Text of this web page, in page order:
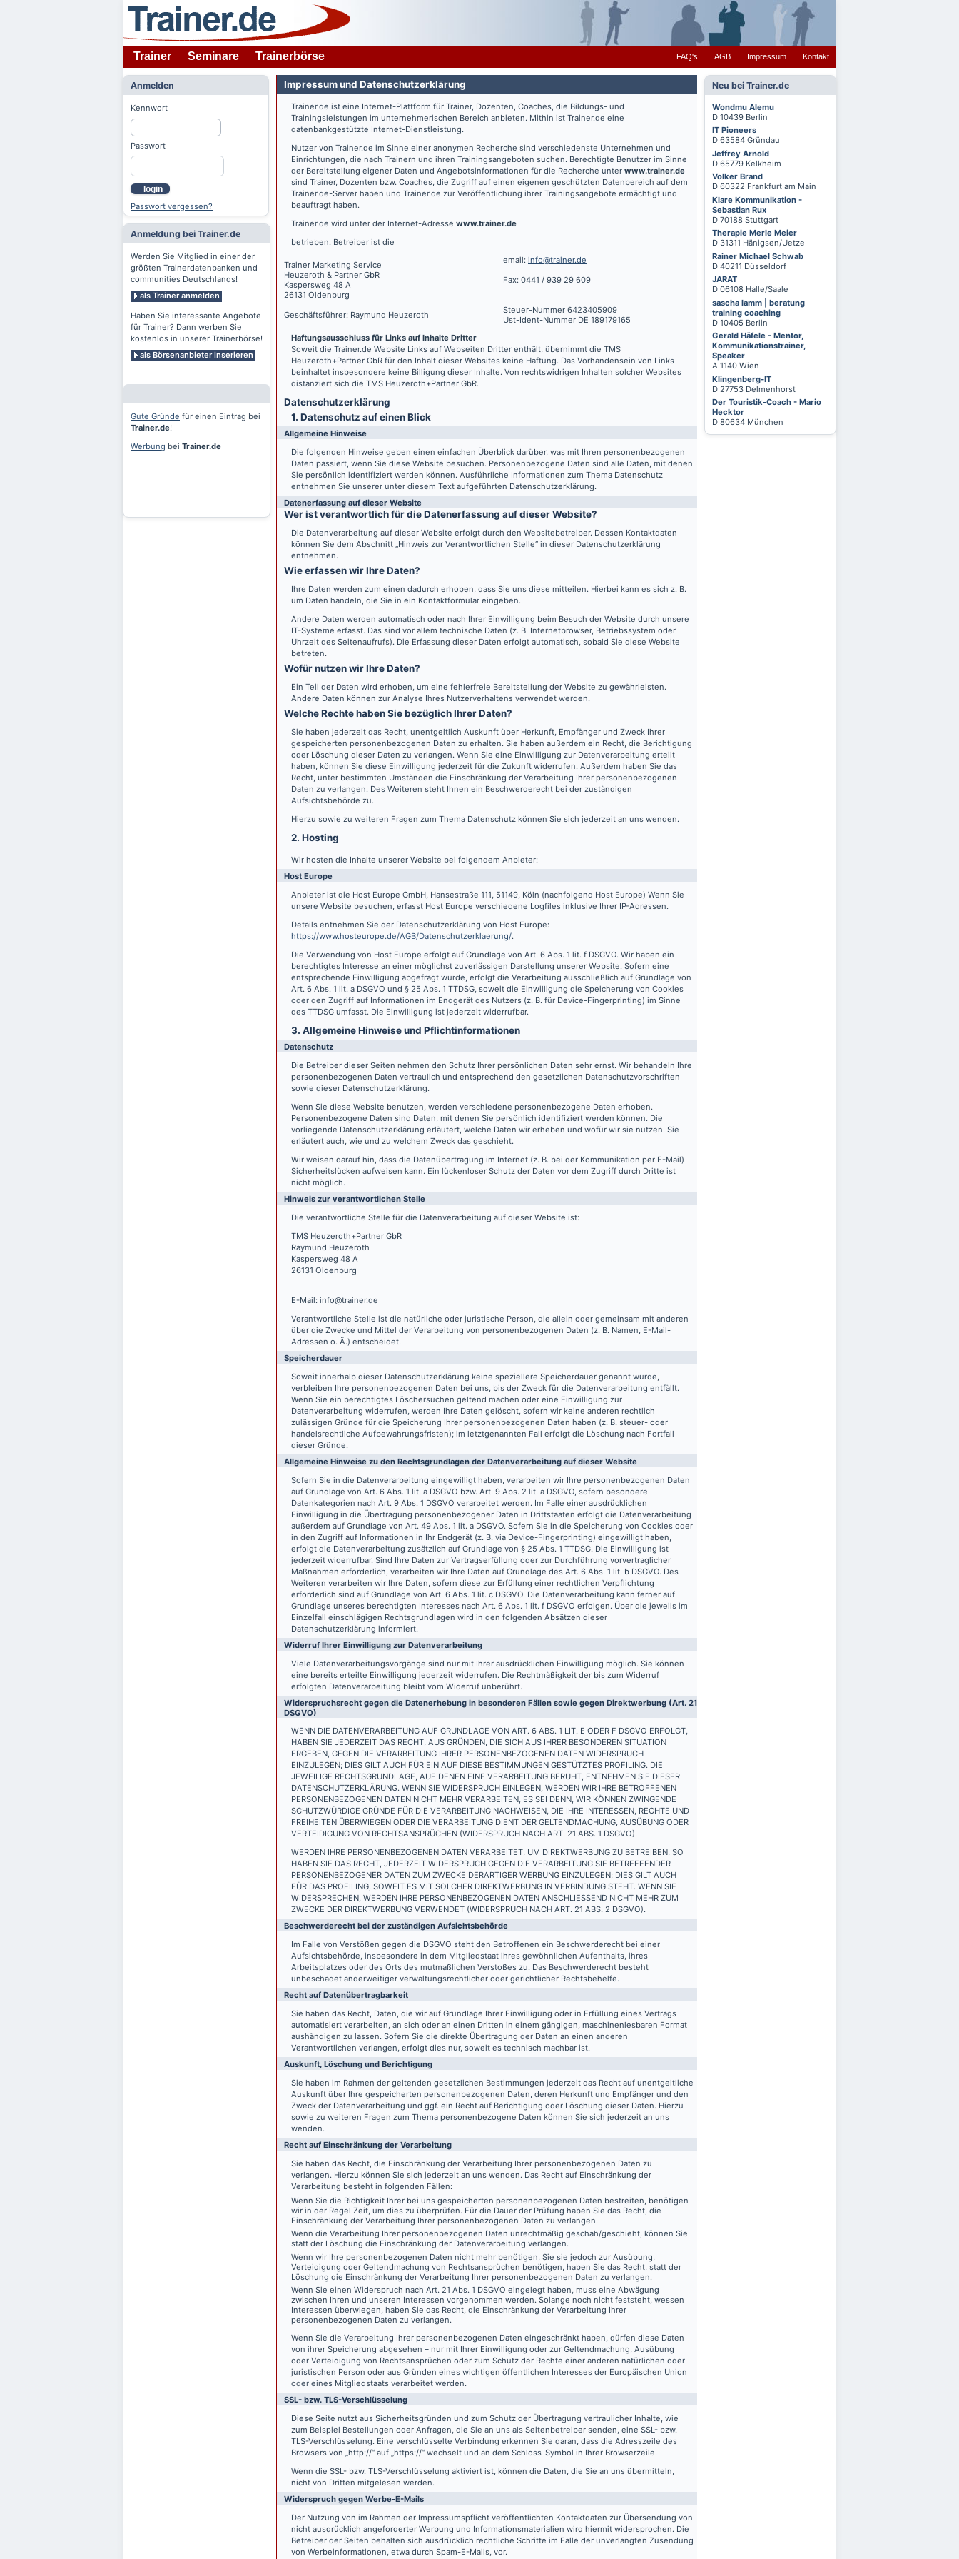
Trainer Seminare Trainerbörse FAQ's AGB Impressum Kontakt
Anmelden
Kennwort
Passwort
login
Passwort vergessen?
Anmeldung bei Trainer.de
Werden Sie Mitglied in einer der
größten Trainerdatenbanken und -
communities Deutschlands!
als Trainer anmelden
Haben Sie interessante Angebote
für Trainer? Dann werben Sie
kostenlos in unserer Trainerbörse!
als Börsenanbieter inserieren
Gute Gründe für einen Eintrag bei
Trainer.de!
Werbung bei Trainer.de
Neu bei Trainer.de
Wondmu Alemu
D 10439 Berlin
IT Pioneers
D 63584 Gründau
Jeffrey Arnold
D 65779 Kelkheim
Volker Brand
D 60322 Frankfurt am Main
Klare Kommunikation -
Sebastian Rux
D 70188 Stuttgart
Therapie Merle Meier
D 31311 Hänigsen/Uetze
Rainer Michael Schwab
D 40211 Düsseldorf
JARAT
D 06108 Halle/Saale
sascha lamm | beratung
training coaching
D 10405 Berlin
Gerald Häfele - Mentor,
Kommunikationstrainer,
Speaker
A 1140 Wien
Klingenberg-IT
D 27753 Delmenhorst
Der Touristik-Coach - Mario
Hecktor
D 80634 München
Impressum und Datenschutzerklärung
Trainer.de ist eine Internet-Plattform für Trainer, Dozenten, Coaches, die Bildungs- und
Trainingsleistungen im unternehmerischen Bereich anbieten. Mithin ist Trainer.de eine
datenbankgestützte Internet-Dienstleistung.
Nutzer von Trainer.de im Sinne einer anonymen Recherche sind verschiedenste Unternehmen und
Einrichtungen, die nach Trainern und ihren Trainingsangeboten suchen. Berechtigte Benutzer im Sinne
der Bereitstellung eigener Daten und Angebotsinformationen für die Recherche unter www.trainer.de
sind Trainer, Dozenten bzw. Coaches, die Zugriff auf einen eigenen geschützten Datenbereich auf dem
Trainer.de-Server haben und Trainer.de zur Veröffentlichung ihrer Trainingsangebote ermächtigt und
beauftragt haben.
Trainer.de wird unter der Internet-Adresse www.trainer.de
betrieben. Betreiber ist die
Trainer Marketing Service
Heuzeroth & Partner GbR
Kaspersweg 48 A
26131 Oldenburg
Geschäftsführer: Raymund Heuzeroth
email: info@trainer.de
Fax: 0441 / 939 29 609
Steuer-Nummer 6423405909
Ust-Ident-Nummer DE 189179165
Haftungsausschluss für Links auf Inhalte Dritter
Soweit die Trainer.de Website Links auf Webseiten Dritter enthält, übernimmt die TMS
Heuzeroth+Partner GbR für den Inhalt dieser Websites keine Haftung. Das Vorhandensein von Links
beinhaltet insbesondere keine Billigung dieser Inhalte. Von rechtswidrigen Inhalten solcher Websites
distanziert sich die TMS Heuzeroth+Partner GbR.
Datenschutz­erklärung
1. Datenschutz auf einen Blick
Allgemeine Hinweise
Die folgenden Hinweise geben einen einfachen Überblick darüber, was mit Ihren personenbezogenen
Daten passiert, wenn Sie diese Website besuchen. Personenbezogene Daten sind alle Daten, mit denen
Sie persönlich identifiziert werden können. Ausführliche Informationen zum Thema Datenschutz
entnehmen Sie unserer unter diesem Text aufgeführten Datenschutzerklärung.
Datenerfassung auf dieser Website
Wer ist verantwortlich für die Datenerfassung auf dieser Website?
Die Datenverarbeitung auf dieser Website erfolgt durch den Websitebetreiber. Dessen Kontaktdaten
können Sie dem Abschnitt „Hinweis zur Verantwortlichen Stelle“ in dieser Datenschutzerklärung
entnehmen.
Wie erfassen wir Ihre Daten?
Ihre Daten werden zum einen dadurch erhoben, dass Sie uns diese mitteilen. Hierbei kann es sich z. B.
um Daten handeln, die Sie in ein Kontaktformular eingeben.
Andere Daten werden automatisch oder nach Ihrer Einwilligung beim Besuch der Website durch unsere
IT-Systeme erfasst. Das sind vor allem technische Daten (z. B. Internetbrowser, Betriebssystem oder
Uhrzeit des Seitenaufrufs). Die Erfassung dieser Daten erfolgt automatisch, sobald Sie diese Website
betreten.
Wofür nutzen wir Ihre Daten?
Ein Teil der Daten wird erhoben, um eine fehlerfreie Bereitstellung der Website zu gewährleisten.
Andere Daten können zur Analyse Ihres Nutzerverhaltens verwendet werden.
Welche Rechte haben Sie bezüglich Ihrer Daten?
Sie haben jederzeit das Recht, unentgeltlich Auskunft über Herkunft, Empfänger und Zweck Ihrer
gespeicherten personenbezogenen Daten zu erhalten. Sie haben außerdem ein Recht, die Berichtigung
oder Löschung dieser Daten zu verlangen. Wenn Sie eine Einwilligung zur Datenverarbeitung erteilt
haben, können Sie diese Einwilligung jederzeit für die Zukunft widerrufen. Außerdem haben Sie das
Recht, unter bestimmten Umständen die Einschränkung der Verarbeitung Ihrer personenbezogenen
Daten zu verlangen. Des Weiteren steht Ihnen ein Beschwerderecht bei der zuständigen
Aufsichtsbehörde zu.
Hierzu sowie zu weiteren Fragen zum Thema Datenschutz können Sie sich jederzeit an uns wenden.
2. Hosting
Wir hosten die Inhalte unserer Website bei folgendem Anbieter:
Host Europe
Anbieter ist die Host Europe GmbH, Hansestraße 111, 51149, Köln (nachfolgend Host Europe) Wenn Sie
unsere Website besuchen, erfasst Host Europe verschiedene Logfiles inklusive Ihrer IP-Adressen.
Details entnehmen Sie der Datenschutzerklärung von Host Europe:
https://www.hosteurope.de/AGB/Datenschutzerklaerung/.
Die Verwendung von Host Europe erfolgt auf Grundlage von Art. 6 Abs. 1 lit. f DSGVO. Wir haben ein
berechtigtes Interesse an einer möglichst zuverlässigen Darstellung unserer Website. Sofern eine
entsprechende Einwilligung abgefragt wurde, erfolgt die Verarbeitung ausschließlich auf Grundlage von
Art. 6 Abs. 1 lit. a DSGVO und § 25 Abs. 1 TTDSG, soweit die Einwilligung die Speicherung von Cookies
oder den Zugriff auf Informationen im Endgerät des Nutzers (z. B. für Device-Fingerprinting) im Sinne
des TTDSG umfasst. Die Einwilligung ist jederzeit widerrufbar.
3. Allgemeine Hinweise und Pflicht­informationen
Datenschutz
Die Betreiber dieser Seiten nehmen den Schutz Ihrer persönlichen Daten sehr ernst. Wir behandeln Ihre
personenbezogenen Daten vertraulich und entsprechend den gesetzlichen Datenschutzvorschriften
sowie dieser Datenschutzerklärung.
Wenn Sie diese Website benutzen, werden verschiedene personenbezogene Daten erhoben.
Personenbezogene Daten sind Daten, mit denen Sie persönlich identifiziert werden können. Die
vorliegende Datenschutzerklärung erläutert, welche Daten wir erheben und wofür wir sie nutzen. Sie
erläutert auch, wie und zu welchem Zweck das geschieht.
Wir weisen darauf hin, dass die Datenübertragung im Internet (z. B. bei der Kommunikation per E-Mail)
Sicherheitslücken aufweisen kann. Ein lückenloser Schutz der Daten vor dem Zugriff durch Dritte ist
nicht möglich.
Hinweis zur verantwortlichen Stelle
Die verantwortliche Stelle für die Datenverarbeitung auf dieser Website ist:
TMS Heuzeroth+Partner GbR
Raymund Heuzeroth
Kaspersweg 48 A
26131 Oldenburg
E-Mail: info@trainer.de
Verantwortliche Stelle ist die natürliche oder juristische Person, die allein oder gemeinsam mit anderen
über die Zwecke und Mittel der Verarbeitung von personenbezogenen Daten (z. B. Namen, E-Mail-
Adressen o. Ä.) entscheidet.
Speicherdauer
Soweit innerhalb dieser Datenschutzerklärung keine speziellere Speicherdauer genannt wurde,
verbleiben Ihre personenbezogenen Daten bei uns, bis der Zweck für die Datenverarbeitung entfällt.
Wenn Sie ein berechtigtes Löschersuchen geltend machen oder eine Einwilligung zur
Datenverarbeitung widerrufen, werden Ihre Daten gelöscht, sofern wir keine anderen rechtlich
zulässigen Gründe für die Speicherung Ihrer personenbezogenen Daten haben (z. B. steuer- oder
handelsrechtliche Aufbewahrungsfristen); im letztgenannten Fall erfolgt die Löschung nach Fortfall
dieser Gründe.
Allgemeine Hinweise zu den Rechtsgrundlagen der Datenverarbeitung auf dieser Website
Sofern Sie in die Datenverarbeitung eingewilligt haben, verarbeiten wir Ihre personenbezogenen Daten
auf Grundlage von Art. 6 Abs. 1 lit. a DSGVO bzw. Art. 9 Abs. 2 lit. a DSGVO, sofern besondere
Datenkategorien nach Art. 9 Abs. 1 DSGVO verarbeitet werden. Im Falle einer ausdrücklichen
Einwilligung in die Übertragung personenbezogener Daten in Drittstaaten erfolgt die Datenverarbeitung
außerdem auf Grundlage von Art. 49 Abs. 1 lit. a DSGVO. Sofern Sie in die Speicherung von Cookies oder
in den Zugriff auf Informationen in Ihr Endgerät (z. B. via Device-Fingerprinting) eingewilligt haben,
erfolgt die Datenverarbeitung zusätzlich auf Grundlage von § 25 Abs. 1 TTDSG. Die Einwilligung ist
jederzeit widerrufbar. Sind Ihre Daten zur Vertragserfüllung oder zur Durchführung vorvertraglicher
Maßnahmen erforderlich, verarbeiten wir Ihre Daten auf Grundlage des Art. 6 Abs. 1 lit. b DSGVO. Des
Weiteren verarbeiten wir Ihre Daten, sofern diese zur Erfüllung einer rechtlichen Verpflichtung
erforderlich sind auf Grundlage von Art. 6 Abs. 1 lit. c DSGVO. Die Datenverarbeitung kann ferner auf
Grundlage unseres berechtigten Interesses nach Art. 6 Abs. 1 lit. f DSGVO erfolgen. Über die jeweils im
Einzelfall einschlägigen Rechtsgrundlagen wird in den folgenden Absätzen dieser
Datenschutzerklärung informiert.
Widerruf Ihrer Einwilligung zur Datenverarbeitung
Viele Datenverarbeitungsvorgänge sind nur mit Ihrer ausdrücklichen Einwilligung möglich. Sie können
eine bereits erteilte Einwilligung jederzeit widerrufen. Die Rechtmäßigkeit der bis zum Widerruf
erfolgten Datenverarbeitung bleibt vom Widerruf unberührt.
Widerspruchsrecht gegen die Datenerhebung in besonderen Fällen sowie gegen Direktwerbung (Art. 21
DSGVO)
WENN DIE DATENVERARBEITUNG AUF GRUNDLAGE VON ART. 6 ABS. 1 LIT. E ODER F DSGVO ERFOLGT,
HABEN SIE JEDERZEIT DAS RECHT, AUS GRÜNDEN, DIE SICH AUS IHRER BESONDEREN SITUATION
ERGEBEN, GEGEN DIE VERARBEITUNG IHRER PERSONENBEZOGENEN DATEN WIDERSPRUCH
EINZULEGEN; DIES GILT AUCH FÜR EIN AUF DIESE BESTIMMUNGEN GESTÜTZTES PROFILING. DIE
JEWEILIGE RECHTSGRUNDLAGE, AUF DENEN EINE VERARBEITUNG BERUHT, ENTNEHMEN SIE DIESER
DATENSCHUTZERKLÄRUNG. WENN SIE WIDERSPRUCH EINLEGEN, WERDEN WIR IHRE BETROFFENEN
PERSONENBEZOGENEN DATEN NICHT MEHR VERARBEITEN, ES SEI DENN, WIR KÖNNEN ZWINGENDE
SCHUTZWÜRDIGE GRÜNDE FÜR DIE VERARBEITUNG NACHWEISEN, DIE IHRE INTERESSEN, RECHTE UND
FREIHEITEN ÜBERWIEGEN ODER DIE VERARBEITUNG DIENT DER GELTENDMACHUNG, AUSÜBUNG ODER
VERTEIDIGUNG VON RECHTSANSPRÜCHEN (WIDERSPRUCH NACH ART. 21 ABS. 1 DSGVO).
WERDEN IHRE PERSONENBEZOGENEN DATEN VERARBEITET, UM DIREKTWERBUNG ZU BETREIBEN, SO
HABEN SIE DAS RECHT, JEDERZEIT WIDERSPRUCH GEGEN DIE VERARBEITUNG SIE BETREFFENDER
PERSONENBEZOGENER DATEN ZUM ZWECKE DERARTIGER WERBUNG EINZULEGEN; DIES GILT AUCH
FÜR DAS PROFILING, SOWEIT ES MIT SOLCHER DIREKTWERBUNG IN VERBINDUNG STEHT. WENN SIE
WIDERSPRECHEN, WERDEN IHRE PERSONENBEZOGENEN DATEN ANSCHLIESSEND NICHT MEHR ZUM
ZWECKE DER DIREKTWERBUNG VERWENDET (WIDERSPRUCH NACH ART. 21 ABS. 2 DSGVO).
Beschwerde­recht bei der zuständigen Aufsichts­behörde
Im Falle von Verstößen gegen die DSGVO steht den Betroffenen ein Beschwerderecht bei einer
Aufsichtsbehörde, insbesondere in dem Mitgliedstaat ihres gewöhnlichen Aufenthalts, ihres
Arbeitsplatzes oder des Orts des mutmaßlichen Verstoßes zu. Das Beschwerderecht besteht
unbeschadet anderweitiger verwaltungsrechtlicher oder gerichtlicher Rechtsbehelfe.
Recht auf Daten­übertrag­barkeit
Sie haben das Recht, Daten, die wir auf Grundlage Ihrer Einwilligung oder in Erfüllung eines Vertrags
automatisiert verarbeiten, an sich oder an einen Dritten in einem gängigen, maschinenlesbaren Format
aushändigen zu lassen. Sofern Sie die direkte Übertragung der Daten an einen anderen
Verantwortlichen verlangen, erfolgt dies nur, soweit es technisch machbar ist.
Auskunft, Löschung und Berichtigung
Sie haben im Rahmen der geltenden gesetzlichen Bestimmungen jederzeit das Recht auf unentgeltliche
Auskunft über Ihre gespeicherten personenbezogenen Daten, deren Herkunft und Empfänger und den
Zweck der Datenverarbeitung und ggf. ein Recht auf Berichtigung oder Löschung dieser Daten. Hierzu
sowie zu weiteren Fragen zum Thema personenbezogene Daten können Sie sich jederzeit an uns
wenden.
Recht auf Einschränkung der Verarbeitung
Sie haben das Recht, die Einschränkung der Verarbeitung Ihrer personenbezogenen Daten zu
verlangen. Hierzu können Sie sich jederzeit an uns wenden. Das Recht auf Einschränkung der
Verarbeitung besteht in folgenden Fällen:
Wenn Sie die Richtigkeit Ihrer bei uns gespeicherten personenbezogenen Daten bestreiten, benötigen
wir in der Regel Zeit, um dies zu überprüfen. Für die Dauer der Prüfung haben Sie das Recht, die
Einschränkung der Verarbeitung Ihrer personenbezogenen Daten zu verlangen.
Wenn die Verarbeitung Ihrer personenbezogenen Daten unrechtmäßig geschah/geschieht, können Sie
statt der Löschung die Einschränkung der Datenverarbeitung verlangen.
Wenn wir Ihre personenbezogenen Daten nicht mehr benötigen, Sie sie jedoch zur Ausübung,
Verteidigung oder Geltendmachung von Rechtsansprüchen benötigen, haben Sie das Recht, statt der
Löschung die Einschränkung der Verarbeitung Ihrer personenbezogenen Daten zu verlangen.
Wenn Sie einen Widerspruch nach Art. 21 Abs. 1 DSGVO eingelegt haben, muss eine Abwägung
zwischen Ihren und unseren Interessen vorgenommen werden. Solange noch nicht feststeht, wessen
Interessen überwiegen, haben Sie das Recht, die Einschränkung der Verarbeitung Ihrer
personenbezogenen Daten zu verlangen.
Wenn Sie die Verarbeitung Ihrer personenbezogenen Daten eingeschränkt haben, dürfen diese Daten –
von ihrer Speicherung abgesehen – nur mit Ihrer Einwilligung oder zur Geltendmachung, Ausübung
oder Verteidigung von Rechtsansprüchen oder zum Schutz der Rechte einer anderen natürlichen oder
juristischen Person oder aus Gründen eines wichtigen öffentlichen Interesses der Europäischen Union
oder eines Mitgliedstaats verarbeitet werden.
SSL- bzw. TLS-Verschlüsselung
Diese Seite nutzt aus Sicherheitsgründen und zum Schutz der Übertragung vertraulicher Inhalte, wie
zum Beispiel Bestellungen oder Anfragen, die Sie an uns als Seitenbetreiber senden, eine SSL- bzw.
TLS-Verschlüsselung. Eine verschlüsselte Verbindung erkennen Sie daran, dass die Adresszeile des
Browsers von „http://“ auf „https://“ wechselt und an dem Schloss-Symbol in Ihrer Browserzeile.
Wenn die SSL- bzw. TLS-Verschlüsselung aktiviert ist, können die Daten, die Sie an uns übermitteln,
nicht von Dritten mitgelesen werden.
Widerspruch gegen Werbe-E-Mails
Der Nutzung von im Rahmen der Impressumspflicht veröffentlichten Kontaktdaten zur Übersendung von
nicht ausdrücklich angeforderter Werbung und Informationsmaterialien wird hiermit widersprochen. Die
Betreiber der Seiten behalten sich ausdrücklich rechtliche Schritte im Falle der unverlangten Zusendung
von Werbeinformationen, etwa durch Spam-E-Mails, vor.